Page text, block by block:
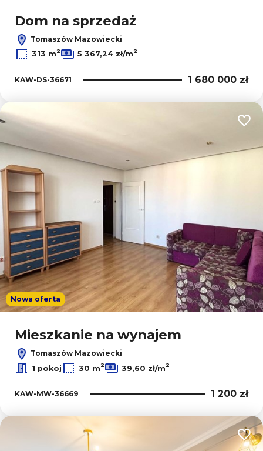
Dom na sprzedaż
Tomaszów Mazowiecki
313 m2 5 367,24 zł/m2
KAW-DS-36671 1 680 000 zł
Nowa oferta
Mieszkanie na wynajem
Tomaszów Mazowiecki
1 pokoj
30 m2 39,60 zł/m2
KAW-MW-36669 1 200 zł